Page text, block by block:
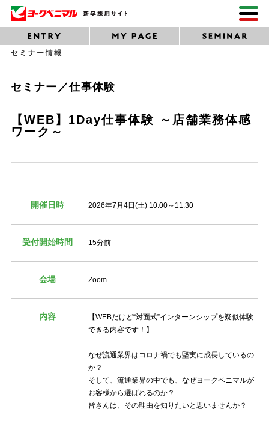
セミナー情報
セミナー／仕事体験
【WEB】1Day仕事体験 ～店舗業務体感
ワーク～
開催日時 2026年7月4日(土) 10:00～11:30
受付開始時間 15分前
会場 Zoom
内容
【WEBだけど“対面式”インターンシップを疑似体験
できる内容です！】
なぜ流通業界はコロナ禍でも堅実に成長しているの
か？
そして、流通業界の中でも、なぜヨークベニマルが
お客様から選ばれるのか？
皆さんは、その理由を知りたいと思いませんか？